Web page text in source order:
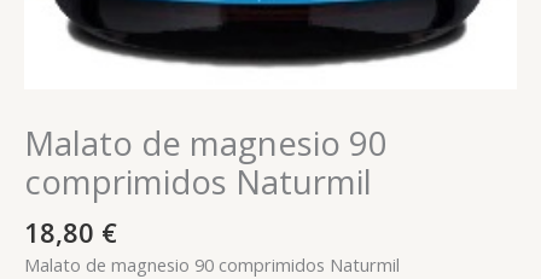
Malato de magnesio 90
comprimidos Naturmil
18,80 €
Malato de magnesio 90 comprimidos Naturmil